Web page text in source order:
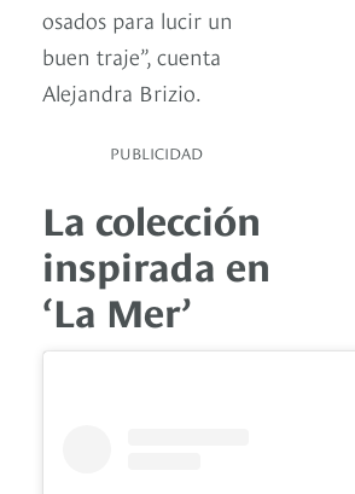
osados para lucir un
buen traje”, cuenta
Alejandra Brizio.
PUBLICIDAD
La colección
inspirada en
‘La Mer’